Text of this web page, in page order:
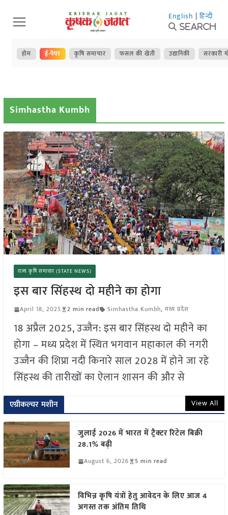
Skip
to
content
English | हिन्दी
Search
होम ई-पेपर कृषि समाचार फसल की खेती उद्यानिकी सरकारी
Simhastha Kumbh
राज्य कृषि समाचार (STATE NEWS)
इस बार सिंहस्थ दो महीने का होगा
April 18, 2025 2 min read Simhastha Kumbh, मध्य प्रदेश
18 अप्रैल 2025, उज्जैन: इस बार सिंहस्थ दो महीने का
होगा – मध्य प्रदेश में स्थित भगवान महाकाल की नगरी
उज्जैन की शिप्रा नदी किनारे साल 2028 में होने जा रहे
सिंहस्थ की तारीखों का ऐलान शासन की और से
एग्रीकल्चर मशीन View All
जुलाई 2026 में भारत में ट्रैक्टर रिटेल बिक्री
28.1% बढ़ी
August 6, 2026 5 min read
विभिन्न कृषि यंत्रों हेतु आवेदन के लिए आज 4
अगस्त तक अंतिम तिथि